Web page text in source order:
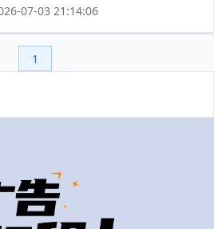
07-03 21:14:06
1